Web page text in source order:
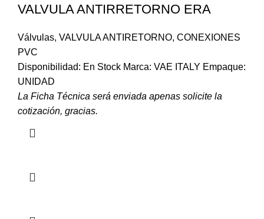
VALVULA ANTIRRETORNO ERA
Válvulas, VALVULA ANTIRETORNO, CONEXIONES
PVC
Disponibilidad: En Stock Marca: VAE ITALY Empaque:
UNIDAD
La Ficha Técnica será enviada apenas solicite la
cotización, gracias.